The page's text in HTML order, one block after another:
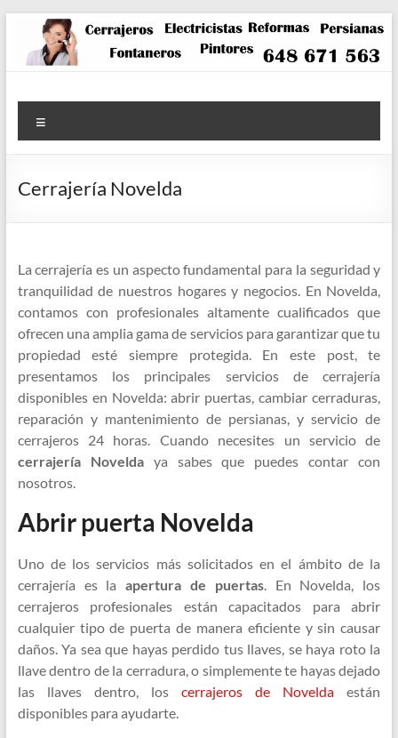
contenido
Cerrajería Novelda
La cerrajería es un aspecto fundamental para la seguridad y
tranquilidad de nuestros hogares y negocios. En Novelda,
contamos con profesionales altamente cualificados que
ofrecen una amplia gama de servicios para garantizar que tu
propiedad esté siempre protegida. En este post, te
presentamos los principales servicios de cerrajería
disponibles en Novelda: abrir puertas, cambiar cerraduras,
reparación y mantenimiento de persianas, y servicio de
cerrajeros 24 horas. Cuando necesites un servicio de
cerrajería Noveldaya sabes que puedes contar con
nosotros.
Abrir puerta Novelda
Uno de los servicios más solicitados en el ámbito de la
cerrajería es laapertura de puertas. En Novelda, los
cerrajeros profesionales están capacitados para abrir
cualquier tipo de puerta de manera eficiente y sin causar
daños. Ya sea que hayas perdido tus llaves, se haya roto la
llave dentro de la cerradura, o simplemente te hayas dejado
las llaves dentro, loscerrajeros de Novelda están
disponibles para ayudarte.